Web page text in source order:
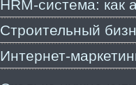
HRM-система: как
Строительный
Интернет-